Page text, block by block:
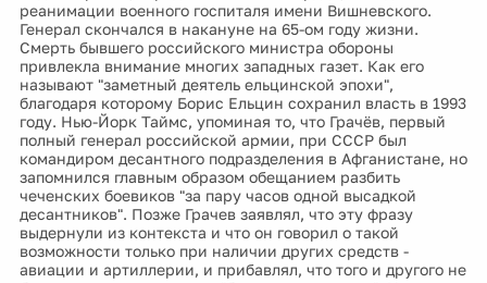
реанимации военного госпиталя имени Вишневского.
Генерал скончался в накануне на 65-ом году жизни.
Смерть бывшего российского министра обороны
привлекла внимание многих западных газет. Как его
называют "заметный деятель ельцинской эпохи",
благодаря которому Борис Ельцин сохранил власть в 1993
году. Нью-Йорк Таймс, упоминая то, что Грачёв, первый
полный генерал российской армии, при СССР был
командиром десантного подразделения в Афганистане, но
запомнился главным образом обещанием разбить
чеченских боевиков "за пару часов одной высадкой
десантников". Позже Грачев заявлял, что эту фразу
выдернули из контекста и что он говорил о такой
возможности только при наличии других средств -
авиации и артиллерии, и прибавлял, что того и другого не